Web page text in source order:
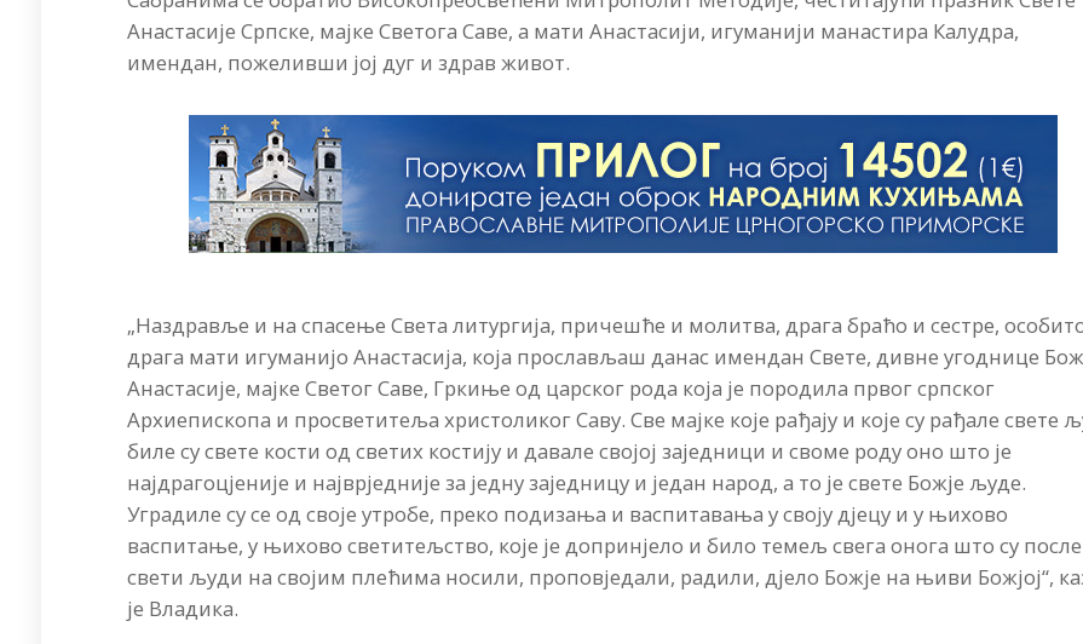
Анастасије Српске, мајке Светога Саве, а мати Анастасији, игуманији манастира Калудра,
имендан, пожеливши јој дуг и здрав живот.
„Наздравље и на спасење Света литургија, причешће и молитва, драга браћо и сестре,
драга мати игуманијо Анастасија, која прослављаш данас имендан Свете, дивне угоднице
Анастасије, мајке Светог Саве, Гркиње од царског рода која је породила првог српског
Архиепископа и просветитеља христоликог Саву. Све мајке које рађају и које су рађале свете
биле су свете кости од светих костију и давале својој заједници и своме роду оно што је
најдрагоцјеније и најврједније за једну заједницу и један народ, а то је свете Божје људе.
Уградиле су се од своје утробе, преко подизања и васпитавања у своју дјецу и у њихово
васпитање, у њихово светитељство, које је допринјело и било темељ свега онога што су
свети људи на својим плећима носили, проповједали, радили, дјело Божје на њиви Божјој“,
је Владика.